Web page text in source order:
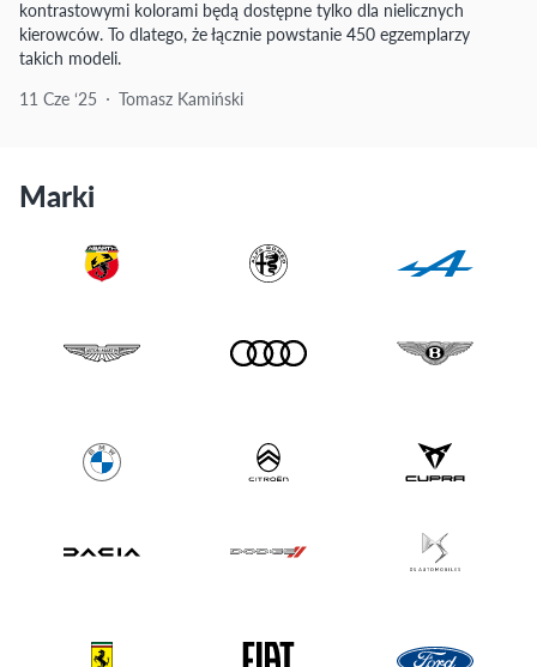
kontrastowymi kolorami będą dostępne tylko dla nielicznych
kierowców. To dlatego, że łącznie powstanie 450 egzemplarzy
takich modeli.
11 Cze ‘25
Tomasz Kamiński
Marki